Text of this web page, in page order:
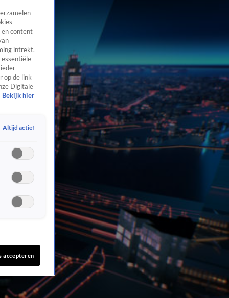
en content
intrekt,
op de link
Digitale
Bekijk hier
Altijd actief
accepteren